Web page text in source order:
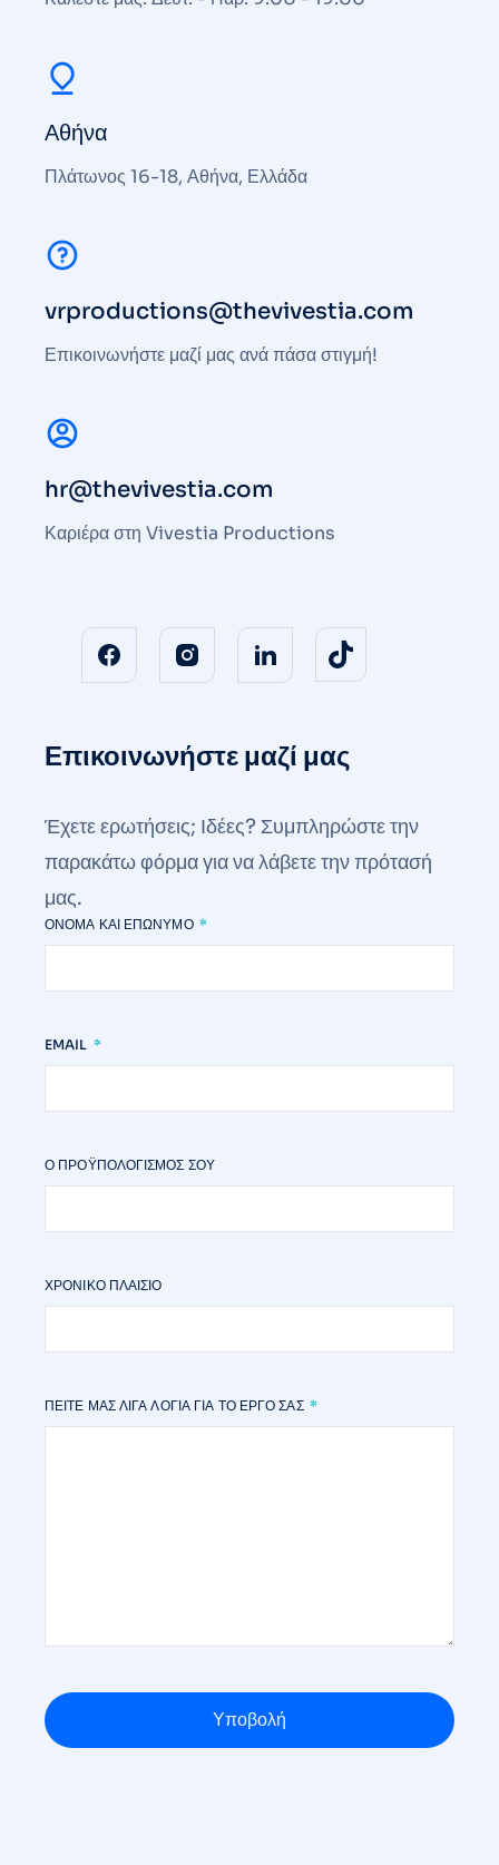
Αθήνα
Πλάτωνος 16-18, Αθήνα, Ελλάδα
vrproductions@thevivestia.com
Επικοινωνήστε μαζί μας ανά πάσα στιγμή!
hr@thevivestia.com
Καριέρα στη Vivestia Productions
Επικοινωνήστε μαζί μας
Έχετε ερωτήσεις; Ιδέες? Συμπληρώστε την
παρακάτω φόρμα για να λάβετε την πρότασή
μας.
ΌΝΟΜΑ ΚΑΙ ΕΠΏΝΥΜΟ
EMAIL
Ο ΠΡΟΫΠΟΛΟΓΙΣΜΌΣ ΣΟΥ
ΧΡΟΝΙΚΌ ΠΛΑΊΣΙΟ
ΠΕΊΤΕ ΜΑΣ ΛΊΓΑ ΛΌΓΙΑ ΓΙΑ ΤΟ ΈΡΓΟ ΣΑΣ
Υποβολή